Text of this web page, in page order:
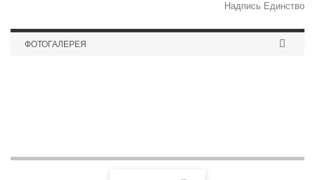
Надпись Единство
ФОТОГАЛЕРЕЯ